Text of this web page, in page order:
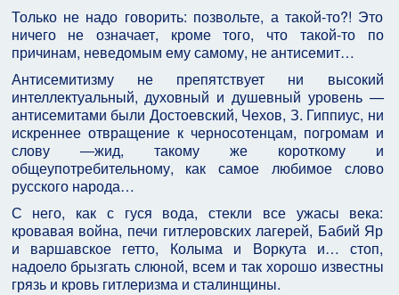
Только не надо говорить: позвольте, а такой-то?! Это
ничего не означает, кроме того, что такой-то по
причинам, неведомым ему самому, не антисемит…
Антисемитизму не препятствует ни высокий
интеллектуальный, духовный и душевный уровень —
антисемитами были Достоевский, Чехов, З. Гиппиус, ни
искреннее отвращение к черносотенцам, погромам и
слову ―жид, такому же короткому и
общеупотребительному, как самое любимое слово
русского народа…
С него, как с гуся вода, стекли все ужасы века:
кровавая война, печи гитлеровских лагерей, Бабий Яр
и варшавское гетто, Колыма и Воркута и… стоп,
надоело брызгать слюной, всем и так хорошо известны
грязь и кровь гитлеризма и сталинщины.